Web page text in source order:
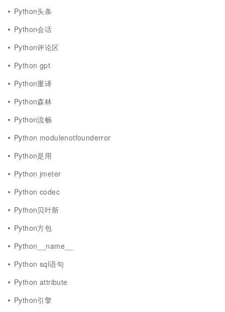
Python头条
Python会话
Python评论区
Python gpt
Python重译
Python森林
Python流畅
Python modulenotfounderror
Python是用
Python jmeter
Python codec
Python贝叶斯
Python方包
Python__name__
Python sql语句
Python attribute
Python引擎